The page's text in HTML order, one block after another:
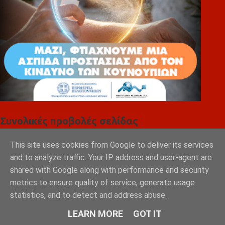
Συνολικές προβολές σελίδας
ΑΓΓΕΛΙΕΣ ΛΑΚΩΝΙΑΣ
Φόρτωση...
e-info.gr
AEG CCB6446CBM Κουζίνα Ελεύθερη
This site uses cookies from Google to deliver its services
and to analyze traffic. Your IP address and user-agent are
shared with Google along with performance and security
metrics to ensure quality of service, generate usage
statistics, and to detect and address abuse.
LEARN MORE GOT IT